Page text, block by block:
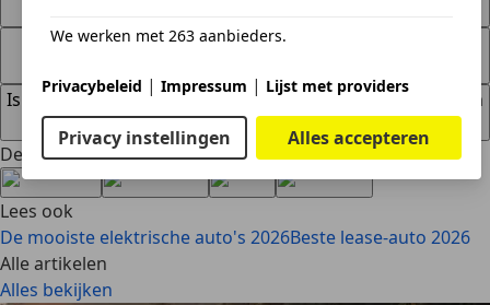
We werken met 263 aanbieders.
Privacybeleid | Impressum | Lijst met providers
Privacy instellingen Alles accepteren
Welke SUV met automaat is het best voor lange
Is een auto met automaat duurder in onderhoud dan een
handgeschakelde auto?
Deel artikel
Lees ook
De mooiste elektrische auto's 2026Beste lease-auto 2026
Alle artikelen
Alles bekijken